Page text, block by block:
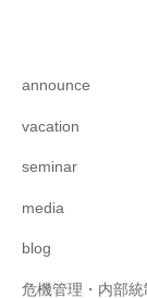
announce
vacation
seminar
media
blog
危機管理・内部統